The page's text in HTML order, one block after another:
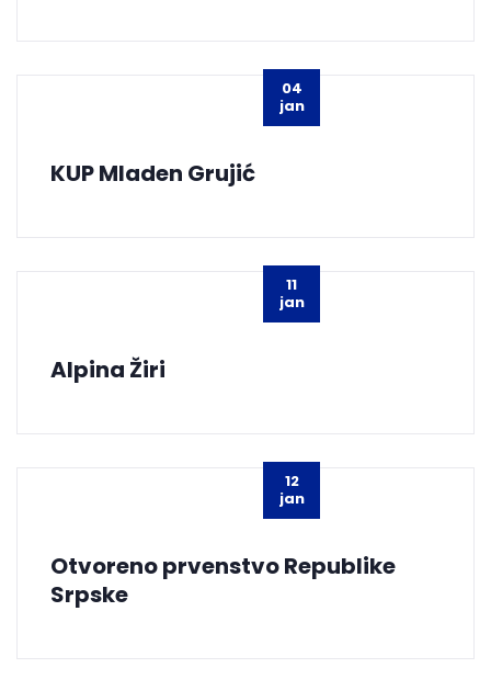
04
jan
KUP Mladen Grujić
11
jan
Alpina Žiri
12
jan
Otvoreno prvenstvo Republike
Srpske